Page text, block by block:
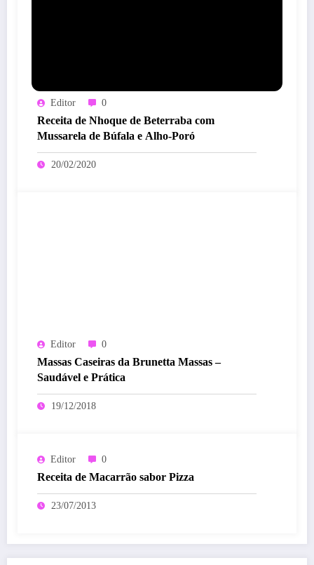
Editor 0
Receita de Nhoque de Beterraba com
Mussarela de Búfala e Alho-Poró
20/02/2020
Editor 0
Massas Caseiras da Brunetta Massas –
Saudável e Prática
19/12/2018
Editor 0
Receita de Macarrão sabor Pizza
23/07/2013